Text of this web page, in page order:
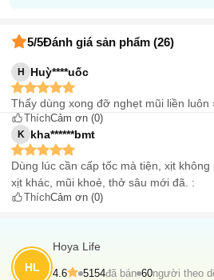
5/5Đánh giá sản phẩm (26)
H Huỳ****uốc
Thấy dùng xong đỡ nghẹt mũi liền luôn
ThíchCảm ơn (0)
K kha******bmt
Dùng lúc cần cấp tốc mà tiện, xịt
xịt khác, mũi khoẻ, thở sâu mới đã. :
ThíchCảm ơn (0)
HL
Hoya Life
4.6 5154đã bán 60người theo